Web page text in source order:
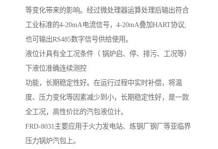
等变化带来的影响。经过微处理器运算处理后输出符合
工业标准的4-20mA电流信号，4-20mA叠加HART协议;
也可输出RS485数字信号供给使用。
液位计具有全工况条件（ 锅炉启、停、排污、工况等）
下液位准确连续测控
功能，长期稳定性好。在运行过程中实时补偿，将温
度、压力变化等因素减少到小，长期稳定性好，是一款
全工况，高性价比的汽包液位计。
FRD-8031主要应用于火力发电站、炼钢厂钢厂等亚临界
压力锅炉汽包上。